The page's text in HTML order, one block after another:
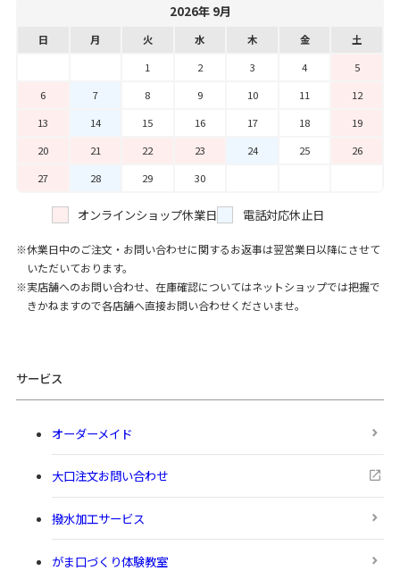
2026年 9月
日 月 火 水 木 金
土
1
2 3 4
5
6
7 8 9 10 11
12
13
14 15 16 17 18
19
20
21 22 23 24 25
26
27
28 29 30
オンラインショップ休業日 電話対応休止日
休業日中のご注文・お問い合わせに関するお返事は翌営業日以降にさせて
いただいております。
実店舗へのお問い合わせ、在庫確認についてはネットショップでは把握で
きかねますので各店舗へ直接お問い合わせくださいませ。
サービス
オーダーメイド
大口注文お問い合わせ
撥水加工サービス
がま口づくり体験教室